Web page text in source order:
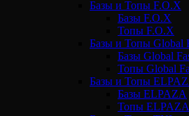
Базы и Топы F.O.X
Базы F.O.X
Топы F.O.X
Базы и Топы Global
Базы Global
Топы Global
Базы и Топы
Базы ELPAZA
Топы ELPAZA